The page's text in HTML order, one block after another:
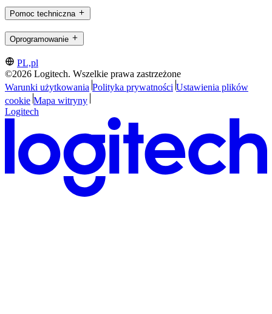
Pomoc techniczna
Oprogramowanie
PL,pl
©2026 Logitech. Wszelkie prawa zastrzeżone
Warunki użytkowania Polityka prywatności Ustawienia plików
cookie Mapa witryny
Logitech